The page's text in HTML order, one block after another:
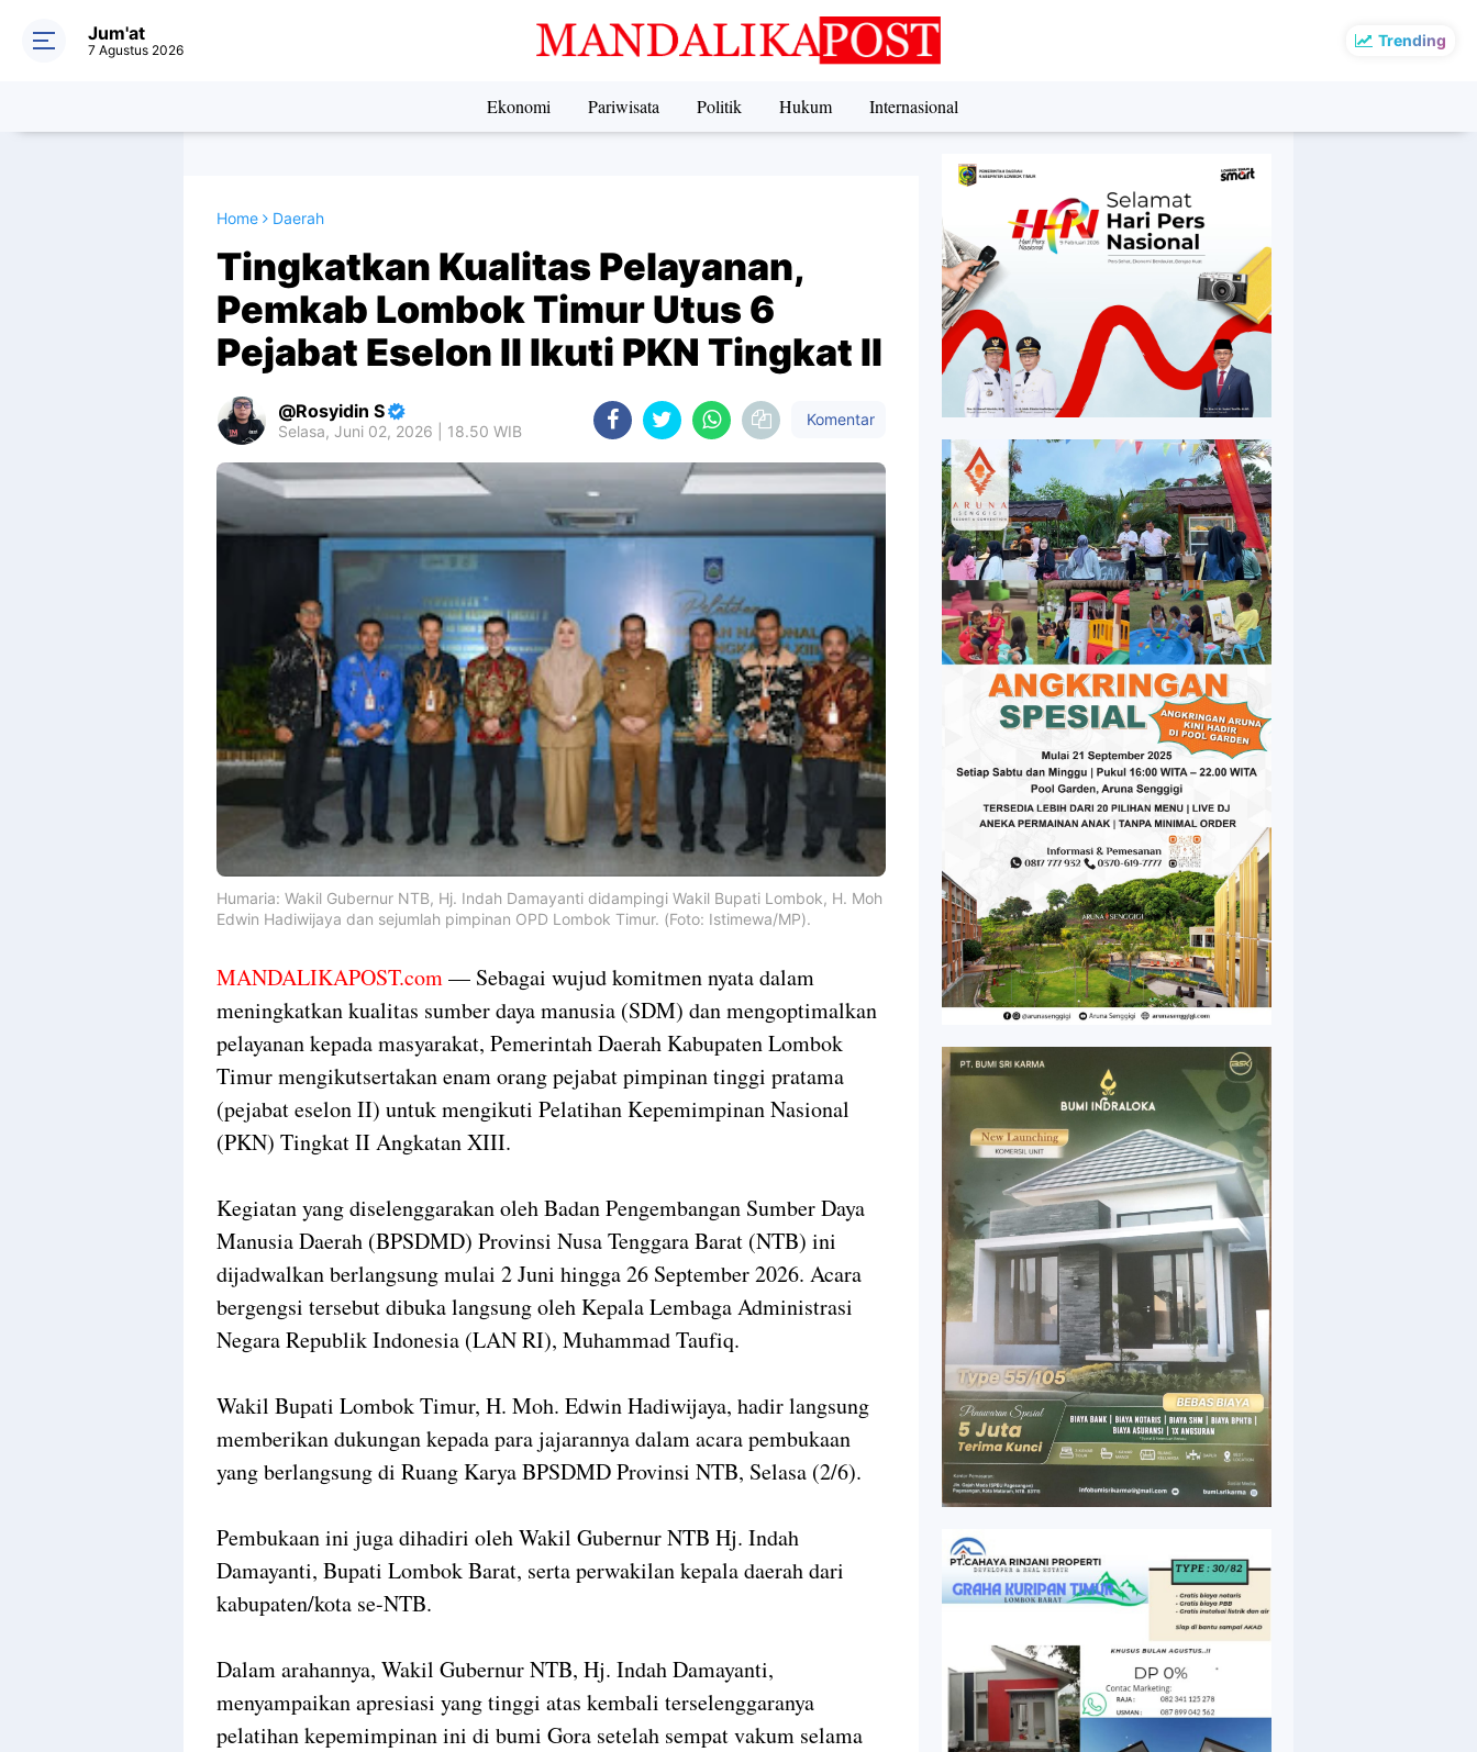
Trending
Jum'at
7 Agustus 2026
Ekonomi Pariwisata Politik Hukum Internasional
Home Daerah
Tingkatkan Kualitas Pelayanan,
Pemkab Lombok Timur Utus 6
Pejabat Eselon II Ikuti PKN Tingkat II
Rosyidin S
Selasa, Juni 02, 2026 | 18.50 WIB
Komentar
Humaria: Wakil Gubernur NTB, Hj. Indah Damayanti didampingi Wakil Bupati Lombok, H. Moh
Edwin Hadiwijaya dan sejumlah pimpinan OPD Lombok Timur. (Foto: Istimewa/MP).
MANDALIKAPOST.com— Sebagai wujud komitmen nyata dalam
meningkatkan kualitas sumber daya manusia (SDM) dan mengoptimalkan
pelayanan kepada masyarakat, Pemerintah Daerah Kabupaten Lombok
Timur mengikutsertakan enam orang pejabat pimpinan tinggi pratama
(pejabat eselon II) untuk mengikuti Pelatihan Kepemimpinan Nasional
(PKN) Tingkat II Angkatan XIII.
Kegiatan yang diselenggarakan oleh Badan Pengembangan Sumber Daya
Manusia Daerah (BPSDMD) Provinsi Nusa Tenggara Barat (NTB) ini
dijadwalkan berlangsung mulai 2 Juni hingga 26 September 2026. Acara
bergengsi tersebut dibuka langsung oleh Kepala Lembaga Administrasi
Negara Republik Indonesia (LAN RI), Muhammad Taufiq.
Wakil Bupati Lombok Timur, H. Moh. Edwin Hadiwijaya, hadir langsung
memberikan dukungan kepada para jajarannya dalam acara pembukaan
yang berlangsung di Ruang Karya BPSDMD Provinsi NTB, Selasa (2/6).
Pembukaan ini juga dihadiri oleh Wakil Gubernur NTB Hj. Indah
Damayanti, Bupati Lombok Barat, serta perwakilan kepala daerah dari
kabupaten/kota se-NTB.
Dalam arahannya, Wakil Gubernur NTB, Hj. Indah Damayanti,
menyampaikan apresiasi yang tinggi atas kembali terselenggaranya
pelatihan kepemimpinan ini di bumi Gora setelah sempat vakum selama